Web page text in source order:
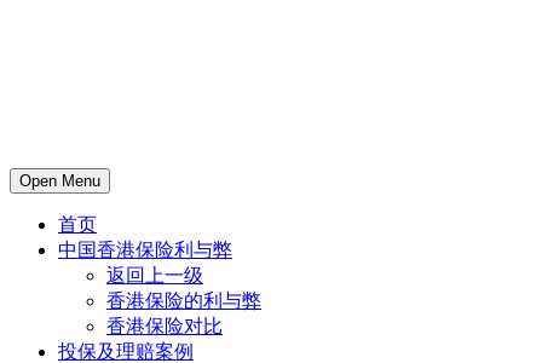
Open Menu
首页
中国香港保险利与弊
返回上一级
香港保险的利与弊
香港保险对比
投保及理赔案例